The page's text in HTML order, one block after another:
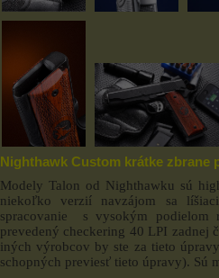
Nighthawk Custom krátke zbrane
Modely Talon od Nighthawku sú
niekoľko verzií navzájom sa
spracovanie s vysokým podielom
prevedený checkering 40 LPI zadnej
iných výrobcov by ste za tieto
schopných previesť tieto úpravy). Sú